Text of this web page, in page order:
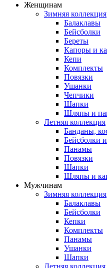
Женщинам
Зимняя коллекция
Балаклавы
Бейсболки
Береты
Капоры и
Кепи
Комплекты
Повязки
Ушанки
Чепчики
Шапки
Шляпы и
Летняя коллекция
Банданы,
Бейсболки
Панамы
Повязки
Шапки
Шляпы и
Мужчинам
Зимняя коллекция
Балаклавы
Бейсболки
Кепки
Комплекты
Панамы
Ушанки
Шапки
Летняя коллекция